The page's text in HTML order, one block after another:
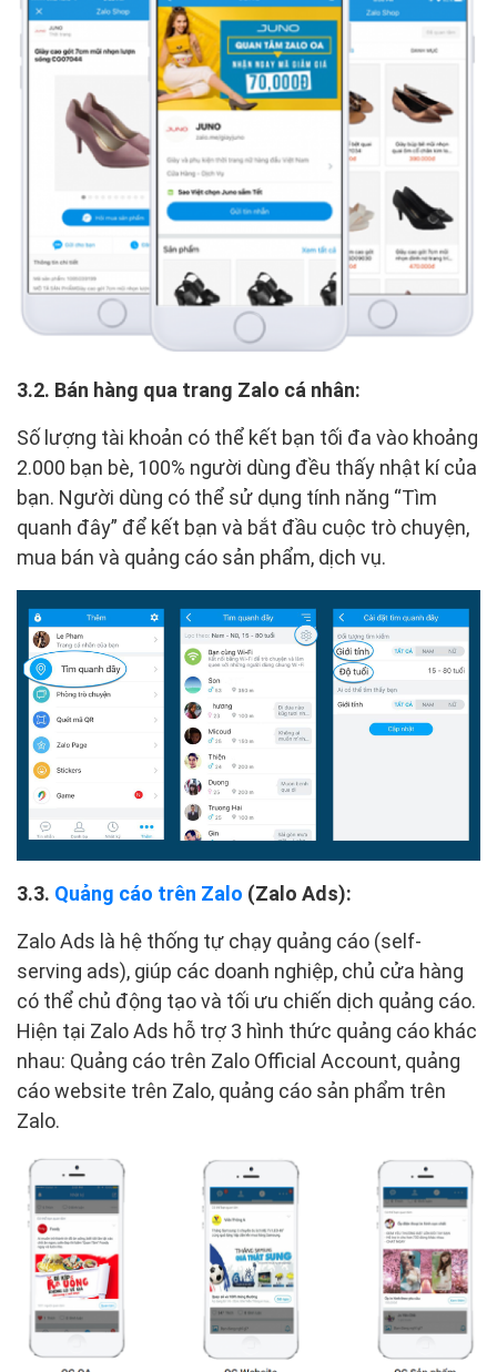
3.2. Bán hàng qua trang Zalo cá nhân:
Số lượng tài khoản có thể kết bạn tối đa vào khoảng
2.000 bạn bè, 100% người dùng đều thấy nhật kí của
bạn. Người dùng có thể sử dụng tính năng “Tìm
quanh đây” để kết bạn và bắt đầu cuộc trò chuyện,
mua bán và quảng cáo sản phẩm, dịch vụ.
3.3. Quảng cáo trên Zalo (Zalo Ads):
Zalo Ads là hệ thống tự chạy quảng cáo (self-
serving ads), giúp các doanh nghiệp, chủ cửa hàng
có thể chủ động tạo và tối ưu chiến dịch quảng cáo.
Hiện tại Zalo Ads hỗ trợ 3 hình thức quảng cáo khác
nhau: Quảng cáo trên Zalo Official Account, quảng
cáo website trên Zalo, quảng cáo sản phẩm trên
Zalo.